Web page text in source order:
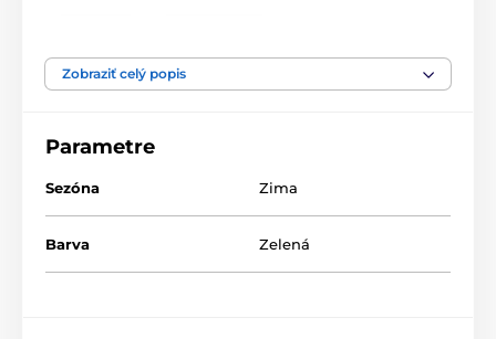
Zobraziť celý popis
Parametre
Sezóna Zima
Barva Zelená